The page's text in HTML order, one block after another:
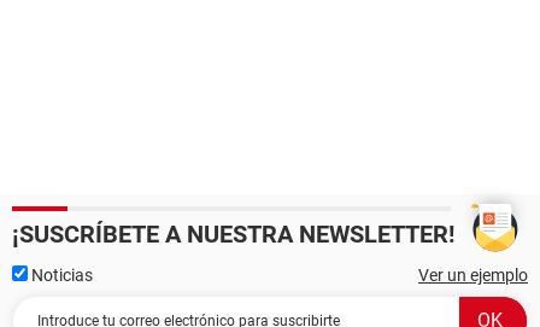
¡SUSCRÍBETE A NUESTRA NEWSLETTER!
Noticias Ver un ejemplo